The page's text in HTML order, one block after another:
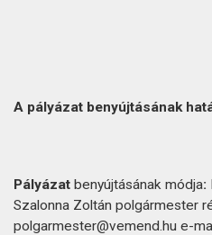
A pályázat benyújtásának
Pályázat benyújtásának módja:
Szalonna Zoltán polgármester
polgarmester@vemend.hu e-